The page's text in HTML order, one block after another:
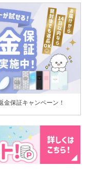
保証キャンペーン！